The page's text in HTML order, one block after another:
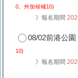
0、外加候補10)
》報名期間
08/02前港公
10)
》報名期間